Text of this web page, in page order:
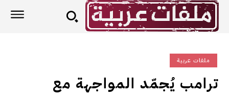
ملفات عربية
ترامب يُجمّد المواجهة مع